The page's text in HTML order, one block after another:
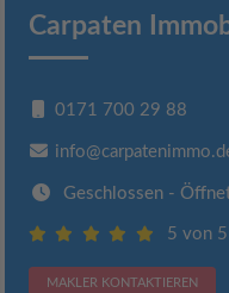
Carpaten
0171 700 29 88
Geschlossen -
5 von 5
MAKLER KONTAKTIEREN